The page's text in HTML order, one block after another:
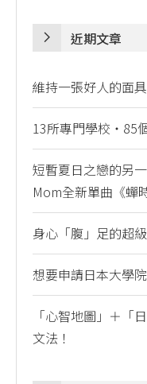
近期文章
維持一張好人的面
13所專門學校・85
短暫夏日之戀的另
Mom全新單曲《蟬
身心「腹」足的
想要申請日本大學
「心智地圖」＋「
文法！